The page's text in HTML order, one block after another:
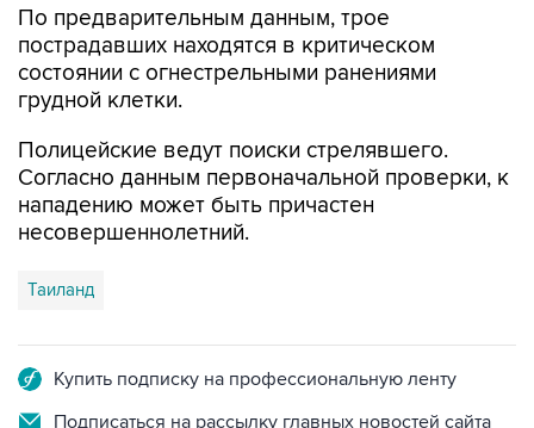
По предварительным данным, трое
пострадавших находятся в критическом
состоянии с огнестрельными ранениями
грудной клетки.
Полицейские ведут поиски стрелявшего.
Согласно данным первоначальной проверки, к
нападению может быть причастен
несовершеннолетний.
Таиланд
Купить подписку на профессиональную ленту
Подписаться на рассылку главных новостей сайта